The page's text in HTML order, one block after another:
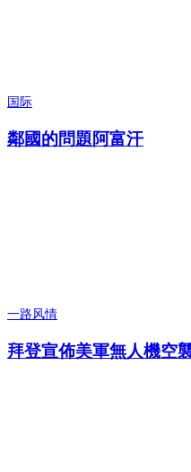
国际
鄰國的問題阿富汗
一路风情
拜登宣佈美軍無人機空